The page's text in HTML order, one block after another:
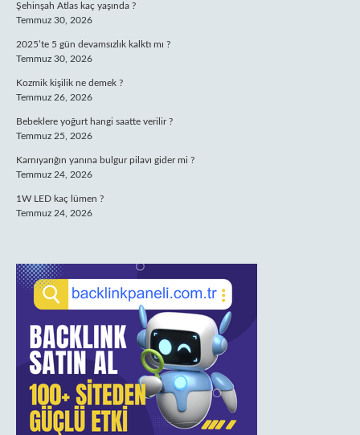
Şehinşah Atlas kaç yaşında ?
Temmuz 30, 2026
2025’te 5 gün devamsızlık kalktı mı ?
Temmuz 30, 2026
Kozmik kişilik ne demek ?
Temmuz 26, 2026
Bebeklere yoğurt hangi saatte verilir ?
Temmuz 25, 2026
Karnıyarığın yanına bulgur pilavı gider mi ?
Temmuz 24, 2026
1W LED kaç lümen ?
Temmuz 24, 2026